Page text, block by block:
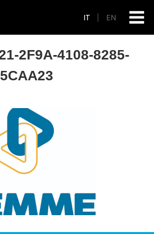
IT EN
2F9A-4108-8285-